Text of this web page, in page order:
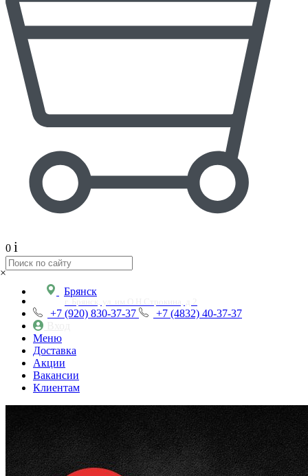
0 i
×
Брянск
+7 (920) 830-37-37
+7 (4832) 40-37-37
Меню
Доставка
Акции
Вакансии
Клиентам